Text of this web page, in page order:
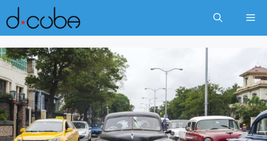
Skip
to
content